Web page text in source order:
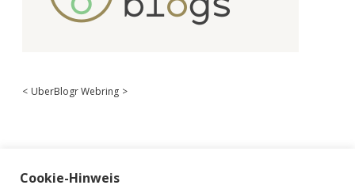
< UberBlogr Webring >
Cookie-Hinweis